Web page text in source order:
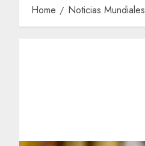
Home Noticias Mundiales